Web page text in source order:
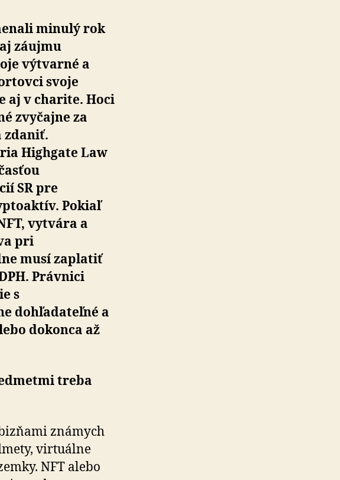
minulý rok
záujmu
výtvarné a
svoje
aj v charite. Hoci
zvyčajne za
zdaniť.
Highgate Law
SR pre
Pokiaľ
vytvára a
pri
musí zaplatiť
Právnici
s
dohľadateľné a
dokonca až
treba
známych
virtuálne
NFT alebo